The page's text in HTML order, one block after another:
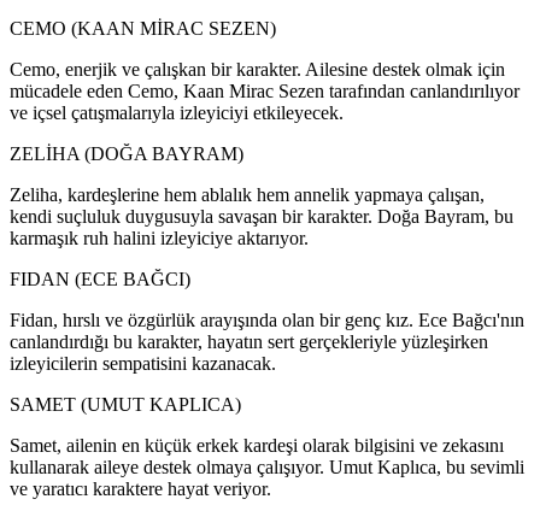
CEMO (KAAN MİRAC SEZEN)
Cemo, enerjik ve çalışkan bir karakter. Ailesine destek olmak için
mücadele eden Cemo, Kaan Mirac Sezen tarafından canlandırılıyor
ve içsel çatışmalarıyla izleyiciyi etkileyecek.
ZELİHA (DOĞA BAYRAM)
Zeliha, kardeşlerine hem ablalık hem annelik yapmaya çalışan,
kendi suçluluk duygusuyla savaşan bir karakter. Doğa Bayram, bu
karmaşık ruh halini izleyiciye aktarıyor.
FIDAN (ECE BAĞCI)
Fidan, hırslı ve özgürlük arayışında olan bir genç kız. Ece Bağcı'nın
canlandırdığı bu karakter, hayatın sert gerçekleriyle yüzleşirken
izleyicilerin sempatisini kazanacak.
SAMET (UMUT KAPLICA)
Samet, ailenin en küçük erkek kardeşi olarak bilgisini ve zekasını
kullanarak aileye destek olmaya çalışıyor. Umut Kaplıca, bu sevimli
ve yaratıcı karaktere hayat veriyor.